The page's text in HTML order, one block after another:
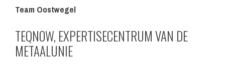
Team Oostwegel
TEQNOW, EXPERTISECENTRUM VAN DE
METAALUNIE